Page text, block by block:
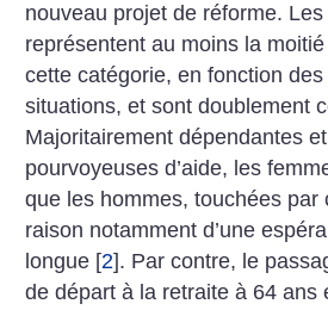
nouveau projet de réforme.
représentent au moins la
cette catégorie, en fonction
situations, et sont doublement
Majoritairement dépendantes
pourvoyeuses d’aide, les
que les hommes, touchées par
raison notamment d’une
longue [2]. Par contre, le
de départ à la retraite à 64 ans